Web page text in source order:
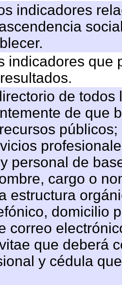
indicadores
indicadores que
de
de que
personal de
cargo o
estructura
domicilio
correo
que deberá
y cédula